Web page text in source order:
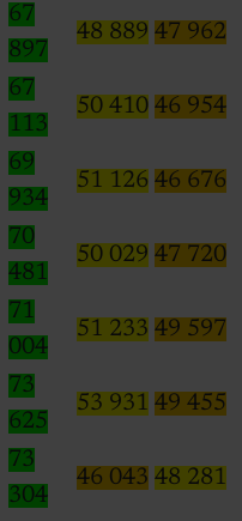
67
897
48 889 47 962
67
113
50 410 46 954
69
934
51 126 46 676
70
481
50 029 47 720
71
004
51 233 49 597
73
625
53 931 49 455
73
304
46 043 48 281